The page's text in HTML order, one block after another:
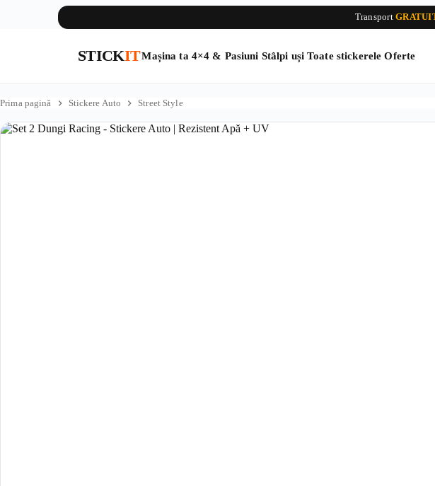
Transport
STICKITMașina ta 4×4 & Pasiuni Stâlpi uși Toate stickerele Oferte
la
Prima pagină Stickere Auto Street Style